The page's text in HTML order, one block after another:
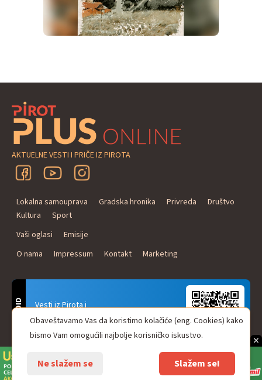
×
AKTUELNE VESTI I PRIČE IZ PIROTA
Lokalna samouprava Gradska hronika Privreda
Društvo
Kultura
Sport
Vaši oglasi
Emisije
O nama
Impressum Kontakt Marketing
Vesti iz Pirota i
Naxi Plus Radio
Uvek u Vašem džepu!
ANDROID
© Pirot plus online - internet portal. Sva prava zadržana.
Obaveštavamo Vas da koristimo kolačiće (eng. Cookies) kako
bismo Vam omogućili najbolje korisničko iskustvo.
Ne slažem se Slažem se!